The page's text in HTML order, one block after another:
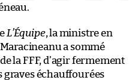
L’Équipe, la ministre en
a sommé
la FFF, d’agir fermement
graves échauffourées